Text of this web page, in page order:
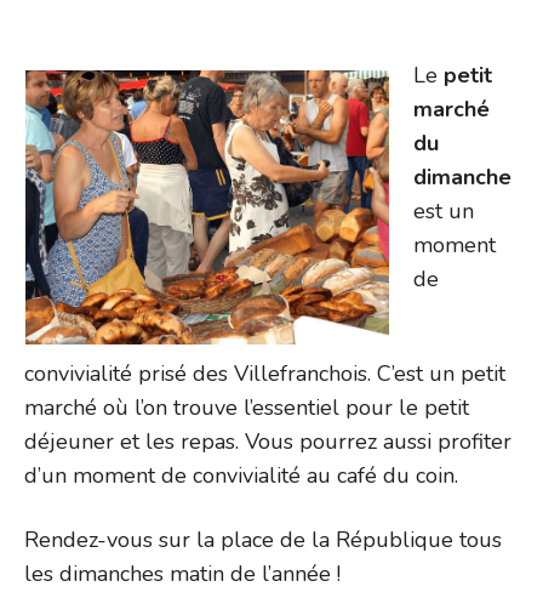
Le petit
marché
du
dimanche
est un
moment
de
convivialité prisé des Villefranchois. C’est un petit
marché où l’on trouve l’essentiel pour le petit
déjeuner et les repas. Vous pourrez aussi profiter
d’un moment de convivialité au café du coin.
Rendez-vous sur la place de la République tous
les dimanches matin de l’année !